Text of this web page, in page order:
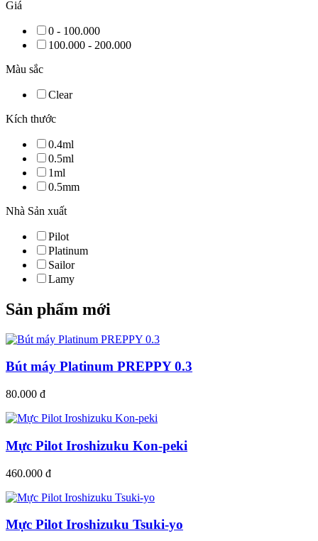
Giá
0 - 100.000
100.000 - 200.000
Màu sắc
Clear
Kích thước
0.4ml
0.5ml
1ml
0.5mm
Nhà Sản xuất
Pilot
Platinum
Sailor
Lamy
Sản phẩm mới
Bút máy Platinum PREPPY 0.3
80.000 đ
Mực Pilot Iroshizuku Kon-peki
460.000 đ
Mực Pilot Iroshizuku Tsuki-yo